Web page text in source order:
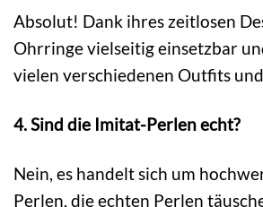
Absolut! Dank ihres zeitlosen
Ohrringe vielseitig einsetzbar
vielen verschiedenen Outfits
4. Sind die Imitat-Perlen echt?
Nein, es handelt sich um
Perlen, die echten Perlen